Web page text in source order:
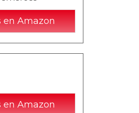
en Amazon
en Amazon